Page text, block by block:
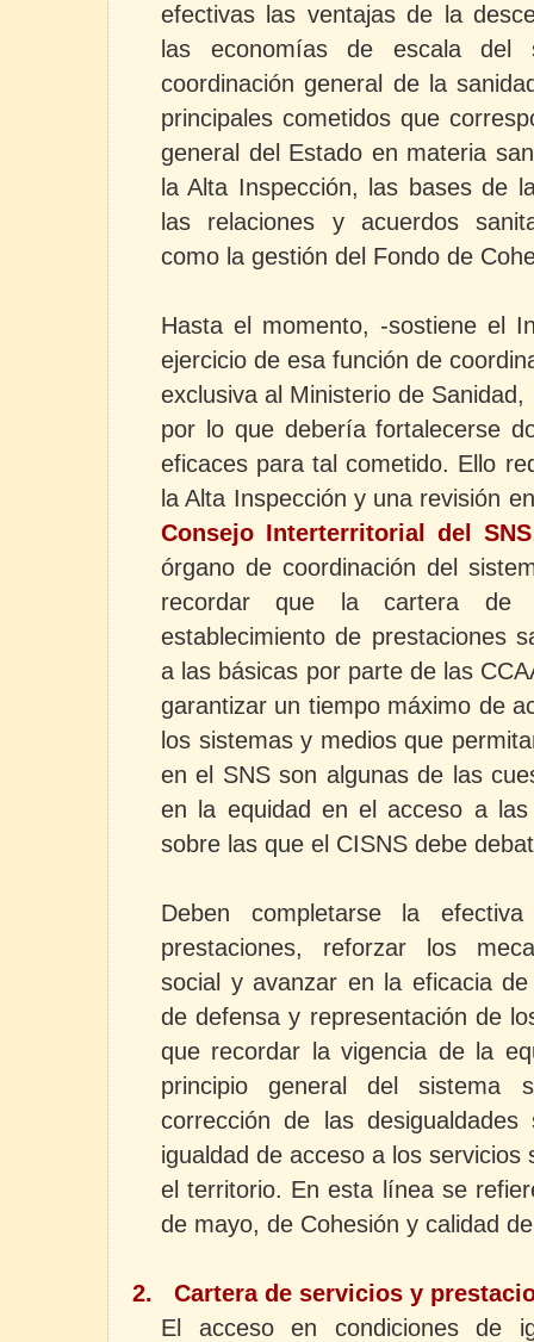
efectivas las ventajas de la
las economías de escala del
coordinación general de la
principales cometidos que
general del Estado en materia
la Alta Inspección, las bases de
las relaciones y acuerdos
como la gestión del Fondo de
Hasta el momento, -sostiene el
ejercicio de esa función de
exclusiva al Ministerio de
por lo que debería fortalecerse
eficaces para tal cometido. Ello
la Alta Inspección y una revisión
Consejo Interterritorial del SNS
órgano de coordinación del
recordar que la cartera de
establecimiento de prestaciones
a las básicas por parte de las
garantizar un tiempo máximo de
los sistemas y medios que
en el SNS son algunas de las
en la equidad en el acceso a
sobre las que el CISNS debe
Deben completarse la
prestaciones, reforzar los
social y avanzar en la eficacia
de defensa y representación de
que recordar la vigencia de la
principio general del sistema
corrección de las
igualdad de acceso a los servicios
el territorio. En esta línea se
de mayo, de Cohesión y calidad
2.
Cartera de servicios y
El acceso en condiciones de